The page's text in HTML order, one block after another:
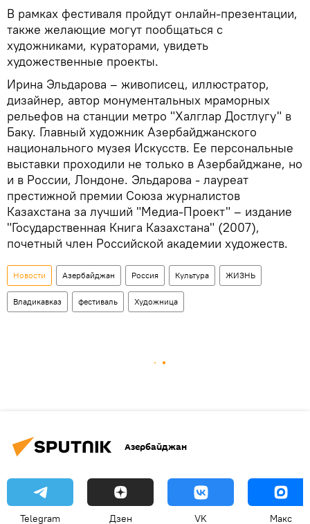
В рамках фестиваля пройдут онлайн-презентации,
также желающие могут пообщаться с
художниками, кураторами, увидеть
художественные проекты.
Ирина Эльдарова – живописец, иллюстратор,
дизайнер, автор монументальных мраморных
рельефов на станции метро "Халглар Достлугу" в
Баку. Главный художник Азербайджанского
национального музея Искусств. Ее персональные
выставки проходили не только в Азербайджане, но
и в России, Лондоне. Эльдарова - лауреат
престижной премии Союза журналистов
Казахстана за лучший "Медиа-Проект" – издание
"Государственная Книга Казахстана" (2007),
почетный член Российской академии художеств.
Новости Азербайджан Россия Культура ЖИЗНЬ
Владикавказ фестиваль Художница
Азербайджан
Telegram Дзен VK Макс